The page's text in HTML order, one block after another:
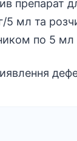
препарат
мл та
по 5 мл